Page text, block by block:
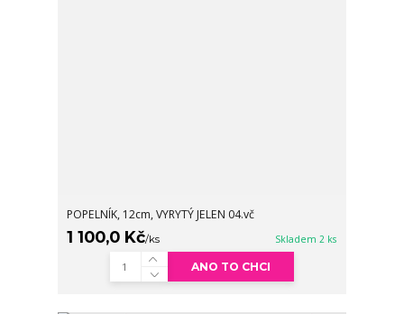
POPELNÍK, 12cm, VYRYTÝ JELEN 04.vč
1 100,0 Kč/ks Skladem 2 ks
ANO TO CHCI